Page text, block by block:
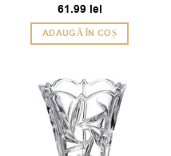
Evaluat la
5din 5
61.99 lei
ADAUGĂ ÎN COȘ